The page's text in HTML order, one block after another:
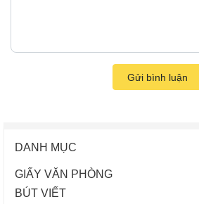
Gửi bình luận
DANH MỤC
GIẤY VĂN PHÒNG
BÚT VIẾT